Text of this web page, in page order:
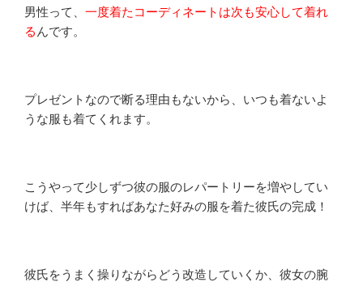
男性って、 一度着たコーディネートは次も安心して着れ
る んです。
プレゼントなので断る理由もないから、いつも着ないよ
うな服も着てくれます。
こうやって少しずつ彼の服のレパートリーを増やしてい
けば、半年もすればあなた好みの服を着た彼氏の完成！
彼氏をうまく操りながらどう改造していくか、彼女の腕